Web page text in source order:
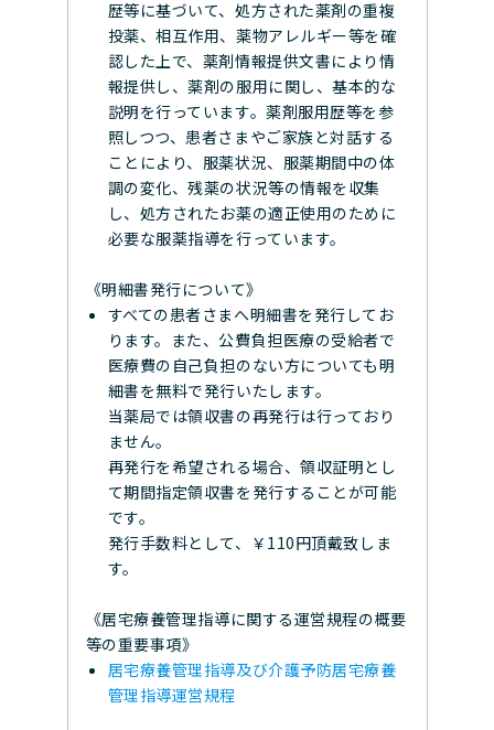
歴等に基づいて、処方された薬剤の重複
投薬、相互作用、薬物アレルギー等を確
認した上で、薬剤情報提供文書により情
報提供し、薬剤の服用に関し、基本的な
説明を行っています。薬剤服用歴等を参
照しつつ、患者さまやご家族と対話する
ことにより、服薬状況、服薬期間中の体
調の変化、残薬の状況等の情報を収集
し、処方されたお薬の適正使用のために
必要な服薬指導を行っています。
《明細書発行について》
すべての患者さまへ明細書を発行してお
ります。また、公費負担医療の受給者で
医療費の自己負担のない方についても明
細書を無料で発行いたします。
当薬局では領収書の再発行は行っており
ません。
再発行を希望される場合、領収証明とし
て期間指定領収書を発行することが可能
です。
発行手数料として、￥110円頂戴致しま
す。
《居宅療養管理指導に関する運営規程の概要
等の重要事項》
居宅療養管理指導及び介護予防居宅療養
管理指導運営規程